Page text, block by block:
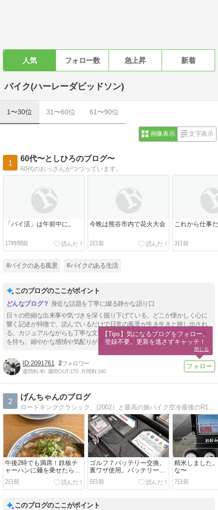
人気 フォロー数 急上昇 新着
バイク(ハーレーダビッドソン)
1〜30位 31〜60位 61〜90位
画像表示 文字表示
1
60代〜としひろのブログ〜
60代のおっさんがつづっています。
「バイ活」は午前中に。
17時間前
今晩は熊谷市内で花火大会
2日前
これから仕事
3日前
#バイクのある風景 #バイクのある生活
このブログのここがポイント
身近な話題を丁寧に綴る静かな語り口
日々の些細な出来事や気づきを深く掘り下げている。どこか懐かしく心に
響く記述が特徴で、読んでいるだけで日常の風景が生き生きと映し出され
る。カジュアルながらも丁寧な文章は、飽きずに続けられる親しみやすさ
を持ち、細やかな感情や気配りが感じ取れる内容となっている。
2091761 2
週間IN:40 週間OUT:170 月間IN:140
2
げんちゃんのブログ
午後2時でも満席！鉄板チ
ャーハンに麺を乗せたら、
焼きラーメンになったよ
ん。
2日前
ゴルフ７バッテリー交換。
裏ワザ使用。バッテリーア
ダプテーションは・・・
5日前
精米しました
な〜
7日前
このブログのここがポイント
【Tips】気になるブログをフォロー。
登録不要。更新を逃さずキャッチ！
閉じる